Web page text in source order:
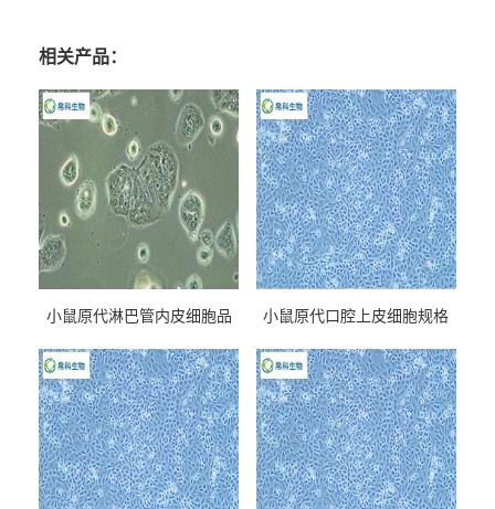
相关产品：
小鼠原代淋巴管内皮细胞品
小鼠原代口腔上皮细胞规格